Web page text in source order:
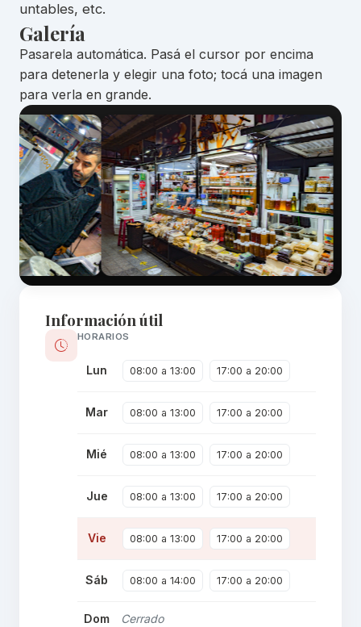
untables, etc.
Galería
Pasarela automática. Pasá el cursor por encima
para detenerla y elegir una foto; tocá una imagen
para verla en grande.
Información útil
HORARIOS
Lun 08:00 a 13:00 17:00 a 20:00
Mar 08:00 a 13:00 17:00 a 20:00
Mié 08:00 a 13:00 17:00 a 20:00
Jue 08:00 a 13:00 17:00 a 20:00
Vie 08:00 a 13:00 17:00 a 20:00
Sáb 08:00 a 14:00 17:00 a 20:00
Dom Cerrado